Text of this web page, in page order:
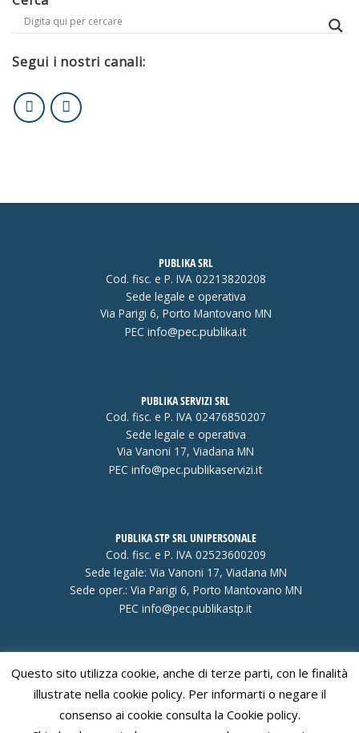
Segui i nostri canali:
PUBLIKA SRL
Cod. fisc. e P. IVA 02213820208
Sede legale e operativa
Via Parigi 6, Porto Mantovano MN
PEC info@pec.publika.it
PUBLIKA SERVIZI SRL
Cod. fisc. e P. IVA 02476850207
Sede legale e operativa
Via Vanoni 17, Viadana MN
PEC info@pec.publikaservizi.it
PUBLIKA STP SRL UNIPERSONALE
Cod. fisc. e P. IVA 02523600209
Sede legale: Via Vanoni 17, Viadana MN
Sede oper.: Via Parigi 6, Porto Mantovano MN
PEC info@pec.publikastp.it
Visa PayPal Stripe MasterCardCash
Delivery
Questo sito utilizza cookie, anche di terze parti, con le finalità
illustrate nella cookie policy. Per informarti o negare il
consenso ai cookie consulta la Cookie policy.